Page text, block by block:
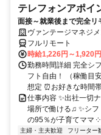
テレフォンアポイ
面接～就業後まで完全
ヴァンテージマネジ
フルリモート
時給1,226円～1,920円
勤務時間詳細 完全シ
フト自由！ （稼働目
想定 ⏰お好きな時間
仕事内容 ✨出社一切
場所で働ける♫ ✨シ
の95％が子育てママ
主婦・主夫歓迎 フリーター